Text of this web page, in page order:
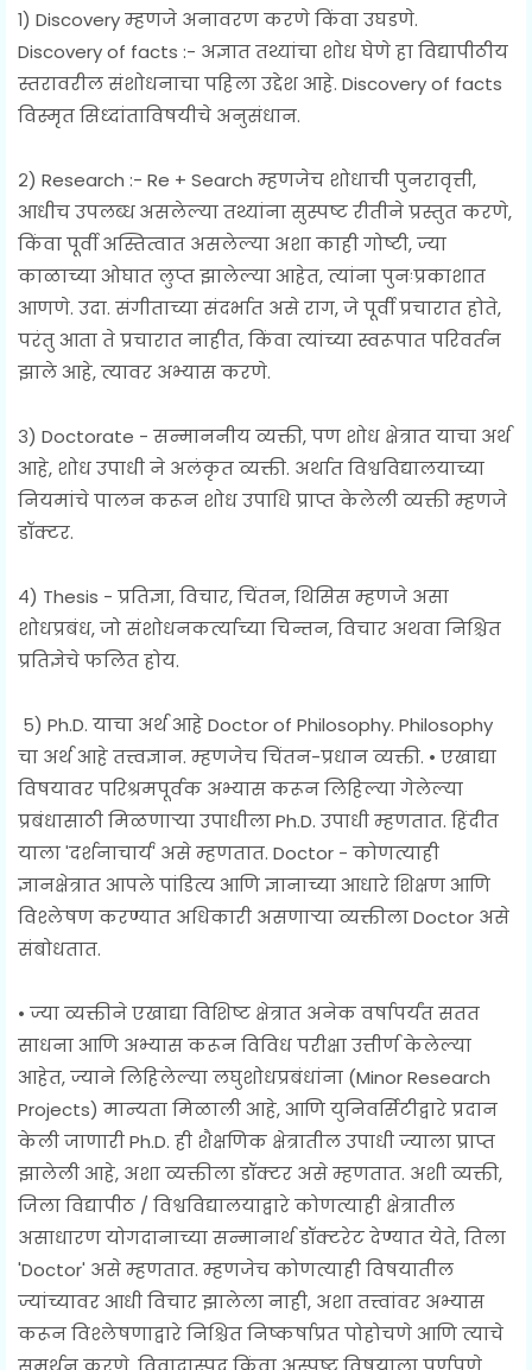
१) Discovery म्हणजे अनावरण करणे किंवा उघडणे.
Discovery of facts :- अज्ञात तथ्यांचा शोध घेणे हा विद्यापीठीय
स्तरावरील संशोधनाचा पहिला उद्देश आहे. Discovery of facts
विस्मृत सिध्दांताविषयीचे अनुसंधान.
२) Research :- Re + Search म्हणजेच शोधाची पुनरावृत्ती,
आधीच उपलब्ध असलेल्या तथ्यांना सुस्पष्ट रीतीने प्रस्तुत करणे,
किंवा पूर्वी अस्तित्वात असलेल्या अशा काही गोष्टी, ज्या
काळाच्या ओघात लुप्त झालेल्या आहेत, त्यांना पुनःप्रकाशात
आणणे. उदा. संगीताच्या संदर्भात असे राग, जे पूर्वी प्रचारात होते,
परंतु आता ते प्रचारात नाहीत, किंवा त्यांच्या स्वरूपात परिवर्तन
झाले आहे, त्यावर अभ्यास करणे.
३) Doctorate - सन्माननीय व्यक्ती, पण शोध क्षेत्रात याचा अर्थ
आहे, शोध उपाधी ने अलंकृत व्यक्ती. अर्थात विश्वविद्यालयाच्या
नियमांचे पालन करून शोध उपाधि प्राप्त केलेली व्यक्ती म्हणजे
डॉक्टर.
४) Thesis - प्रतिज्ञा, विचार, चिंतन, थिसिस म्हणजे असा
शोधप्रबंध, जो संशोधनकर्त्याच्या चिन्तन, विचार अथवा निश्चित
प्रतिज्ञेचे फलित होय.
५) Ph.D. याचा अर्थ आहे Doctor of Philosophy. Philosophy
चा अर्थ आहे तत्त्वज्ञान. म्हणजेच चिंतन-प्रधान व्यक्ती. • एखाद्या
विषयावर परिश्रमपूर्वक अभ्यास करून लिहिल्या गेलेल्या
प्रबंधासाठी मिळणाऱ्या उपाधीला Ph.D. उपाधी म्हणतात. हिंदीत
याला 'दर्शनाचार्य' असे म्हणतात. Doctor - कोणत्याही
ज्ञानक्षेत्रात आपले पांडित्य आणि ज्ञानाच्या आधारे शिक्षण आणि
विश्लेषण करण्यात अधिकारी असणाऱ्या व्यक्तीला Doctor असे
संबोधतात.
• ज्या व्यक्तीने एखाद्या विशिष्ट क्षेत्रात अनेक वर्षापर्यंत सतत
साधना आणि अभ्यास करून विविध परीक्षा उत्तीर्ण केलेल्या
आहेत, ज्याने लिहिलेल्या लघुशोधप्रबंधांना (Minor Research
Projects) मान्यता मिळाली आहे, आणि युनिवर्सिटीद्वारे प्रदान
केली जाणारी Ph.D. ही शैक्षणिक क्षेत्रातील उपाधी ज्याला प्राप्त
झालेली आहे, अशा व्यक्तीला डॉक्टर असे म्हणतात. अशी व्यक्ती,
जिला विद्यापीठ / विश्वविद्यालयाद्वारे कोणत्याही क्षेत्रातील
असाधारण योगदानाच्या सन्मानार्थ डॉक्टरेट देण्यात येते, तिला
'Doctor' असे म्हणतात. म्हणजेच कोणत्याही विषयातील
ज्यांच्यावर आधी विचार झालेला नाही, अशा तत्त्वांवर अभ्यास
करून विश्लेषणाद्वारे निश्चित निष्कर्षाप्रत पोहोचणे आणि त्याचे